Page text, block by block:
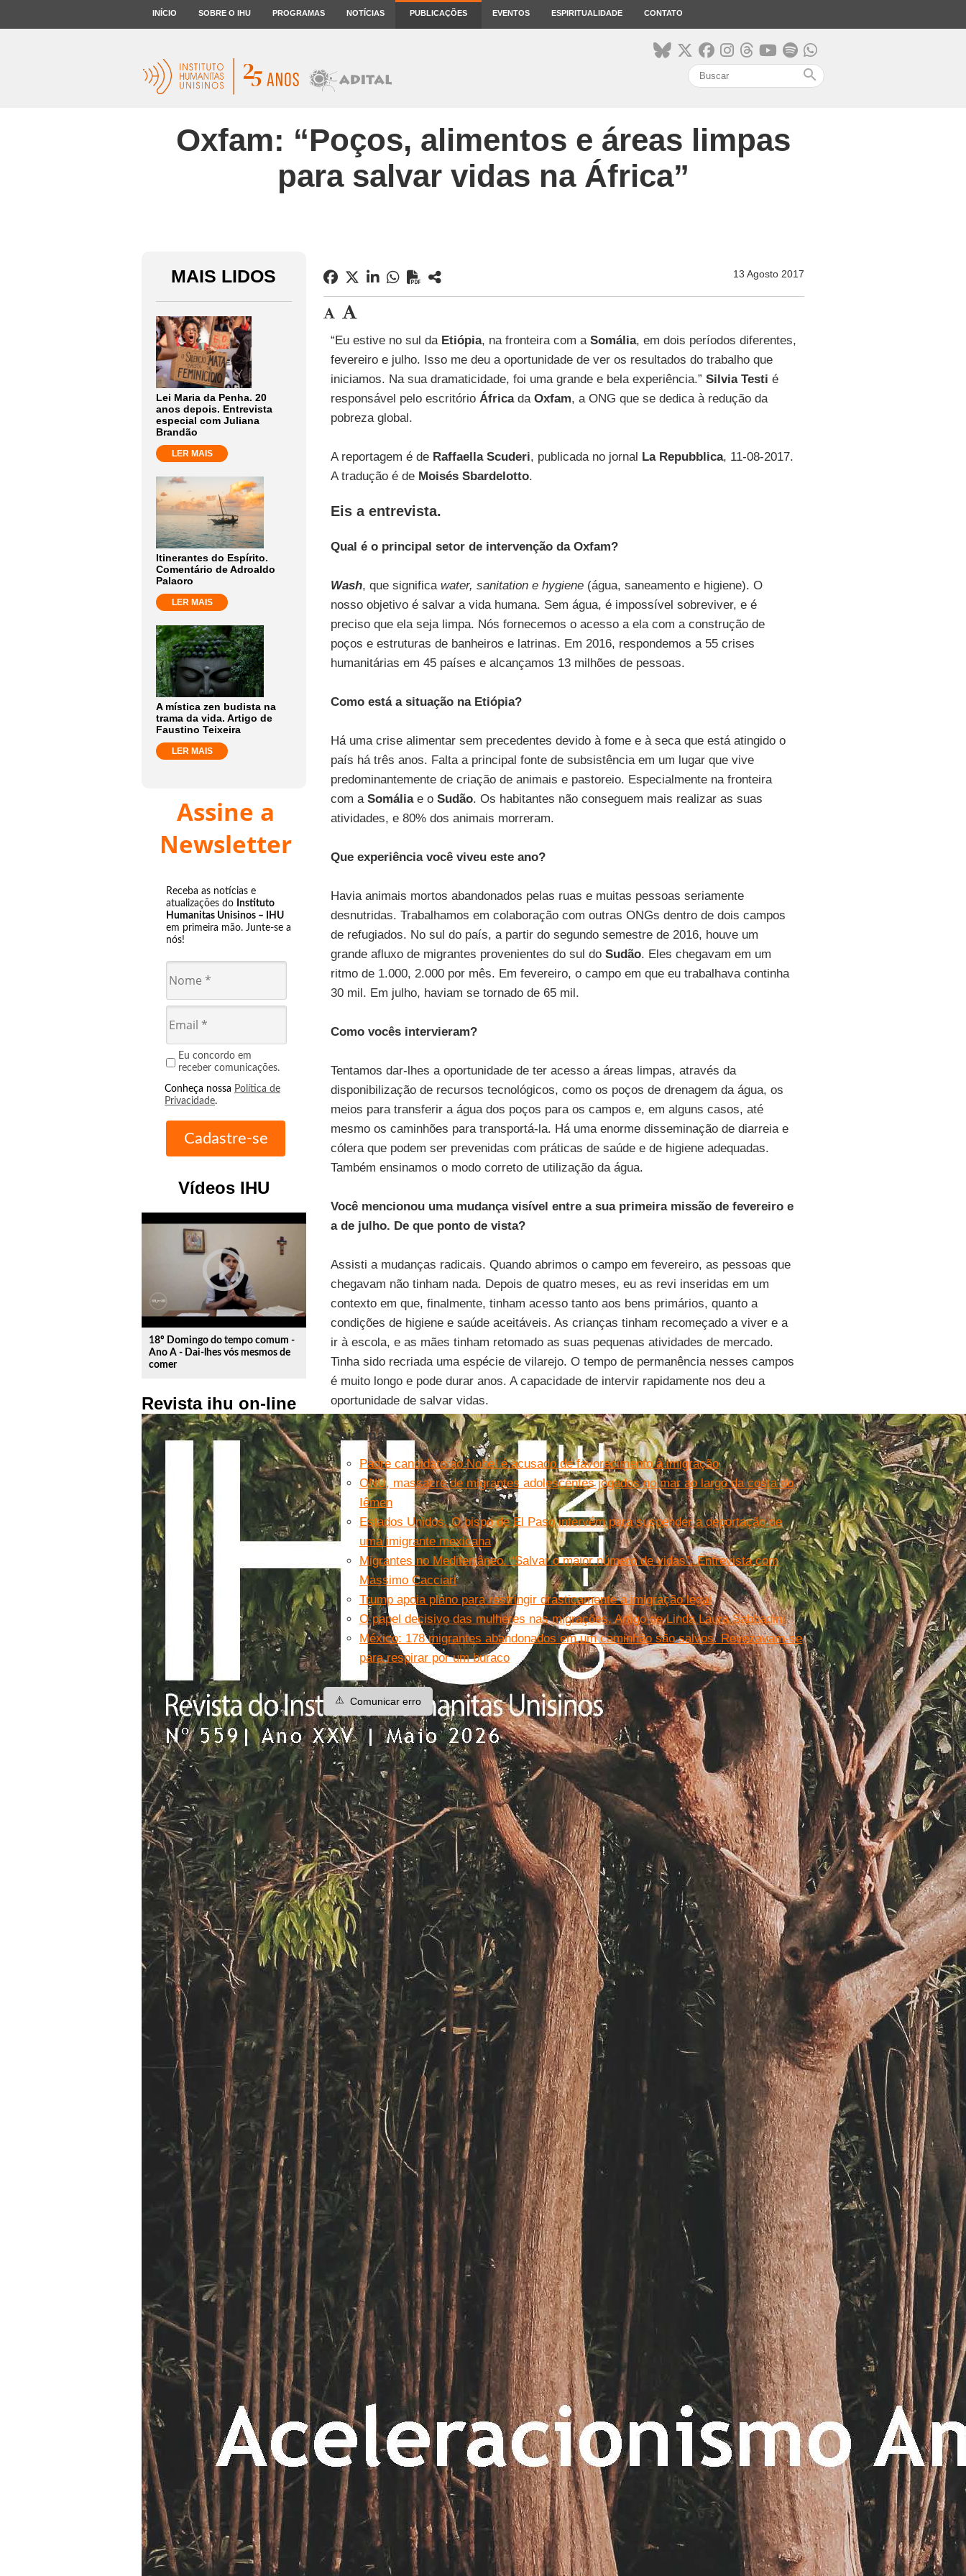
INÍCIO SOBRE O IHU PROGRAMAS NOTÍCIAS PUBLICAÇÕES EVENTOS ESPIRITUALIDADE CONTATO
search
Oxfam: “Poços, alimentos e áreas limpas
para salvar vidas na África”
MAIS LIDOS
Lei Maria da Penha. 20
anos depois. Entrevista
especial com Juliana
Brandão
LER MAIS
Itinerantes do Espírito.
Comentário de Adroaldo
Palaoro
LER MAIS
A mística zen budista na
trama da vida. Artigo de
Faustino Teixeira
LER MAIS
Assine a
Newsletter
Receba as notícias e
atualizações do Instituto
Humanitas Unisinos – IHU
em primeira mão. Junte-se a
nós!
Eu concordo em
receber comunicações.
Conheça nossa Política de
Privacidade.
Vídeos IHU
play_circle_outline
18º Domingo do tempo comum -
Ano A - Dai-lhes vós mesmos de
comer
Revista ihu on-line
13 Agosto 2017
“Eu estive no sul da Etiópia, na fronteira com a Somália, em dois períodos diferentes,
fevereiro e julho. Isso me deu a oportunidade de ver os resultados do trabalho que
iniciamos. Na sua dramaticidade, foi uma grande e bela experiência.” Silvia Testi é
responsável pelo escritório Áfricada Oxfam, a ONG que se dedica à redução da
pobreza global.
A reportagem é de Raffaella Scuderi, publicada no jornal La Repubblica, 11-08-2017.
A tradução é de Moisés Sbardelotto.
Eis a entrevista.
Qual é o principal setor de intervenção da Oxfam?
Wash, que significa water, sanitation e hygiene(água, saneamento e higiene). O
nosso objetivo é salvar a vida humana. Sem água, é impossível sobreviver, e é
preciso que ela seja limpa. Nós fornecemos o acesso a ela com a construção de
poços e estruturas de banheiros e latrinas. Em 2016, respondemos a 55 crises
humanitárias em 45 países e alcançamos 13 milhões de pessoas.
Como está a situação na Etiópia?
Há uma crise alimentar sem precedentes devido à fome e à seca que está atingido o
país há três anos. Falta a principal fonte de subsistência em um lugar que vive
predominantemente de criação de animais e pastoreio. Especialmente na fronteira
com a Somáliae o Sudão. Os habitantes não conseguem mais realizar as suas
atividades, e 80% dos animais morreram.
Que experiência você viveu este ano?
Havia animais mortos abandonados pelas ruas e muitas pessoas seriamente
desnutridas. Trabalhamos em colaboração com outras ONGs dentro de dois campos
de refugiados. No sul do país, a partir do segundo semestre de 2016, houve um
grande afluxo de migrantes provenientes do sul do Sudão. Eles chegavam em um
ritmo de 1.000, 2.000 por mês. Em fevereiro, o campo em que eu trabalhava continha
30 mil. Em julho, haviam se tornado de 65 mil.
Como vocês intervieram?
Tentamos dar-lhes a oportunidade de ter acesso a áreas limpas, através da
disponibilização de recursos tecnológicos, como os poços de drenagem da água, os
meios para transferir a água dos poços para os campos e, em alguns casos, até
mesmo os caminhões para transportá-la. Há uma enorme disseminação de diarreia e
cólera que podem ser prevenidas com práticas de saúde e de higiene adequadas.
Também ensinamos o modo correto de utilização da água.
Você mencionou uma mudança visível entre a sua primeira missão de fevereiro e
a de julho. De que ponto de vista?
Assisti a mudanças radicais. Quando abrimos o campo em fevereiro, as pessoas que
chegavam não tinham nada. Depois de quatro meses, eu as revi inseridas em um
contexto em que, finalmente, tinham acesso tanto aos bens primários, quanto a
condições de higiene e saúde aceitáveis. As crianças tinham recomeçado a viver e a
ir à escola, e as mães tinham retomado as suas pequenas atividades de mercado.
Tinha sido recriada uma espécie de vilarejo. O tempo de permanência nesses campos
é muito longo e pode durar anos. A capacidade de intervir rapidamente nos deu a
oportunidade de salvar vidas.
Leia mais
Padre candidato ao Nobel é acusado de favorecimento à imigração
ONU, massacre de migrantes adolescentes jogados no mar ao largo da costa do
Iêmen
Estados Unidos. O bispo de El Paso intervém para suspender a deportação de
uma imigrante mexicana
Migrantes no Mediterrâneo. “Salvar o maior número de vidas”. Entrevista com
Massimo Cacciari
Trump apoia plano para restringir drasticamente a imigração legal
O papel decisivo das mulheres nas migrações. Artigo de Linda Laura Sabbadini
México: 178 migrantes abandonados em um caminhão são salvos. Revezavam-se
para respirar por um buraco
⚠️ Comunicar erro